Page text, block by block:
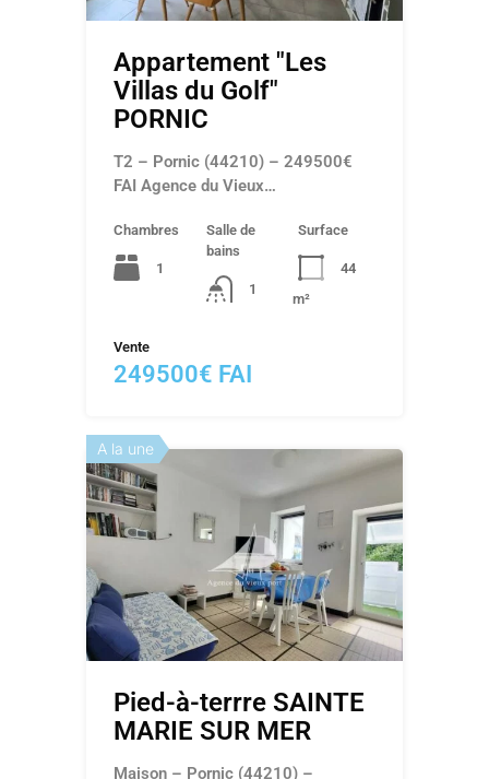
Appartement "Les
Villas du Golf"
PORNIC
T2 – Pornic (44210) – 249500€
FAI Agence du Vieux…
Chambres
1
Salle de
bains
1
Surface
44
m²
Vente
249500€ FAI
A la une
Pied-à-terrre SAINTE
MARIE SUR MER
Maison – Pornic (44210) –